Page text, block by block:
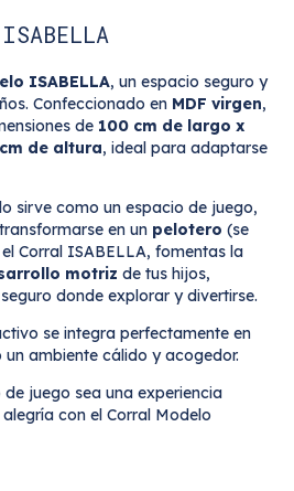
ISABELLA, un espacio seguro y
Confeccionado en MDF virgen,
de 100 cm de largo x
de altura, ideal para adaptarse
sirve como un espacio de juego,
en un pelotero (se
Corral ISABELLA, fomentas la
motriz de tus hijos,
donde explorar y divertirse.
se integra perfectamente en
ambiente cálido y acogedor.
juego sea una experiencia
con el Corral Modelo